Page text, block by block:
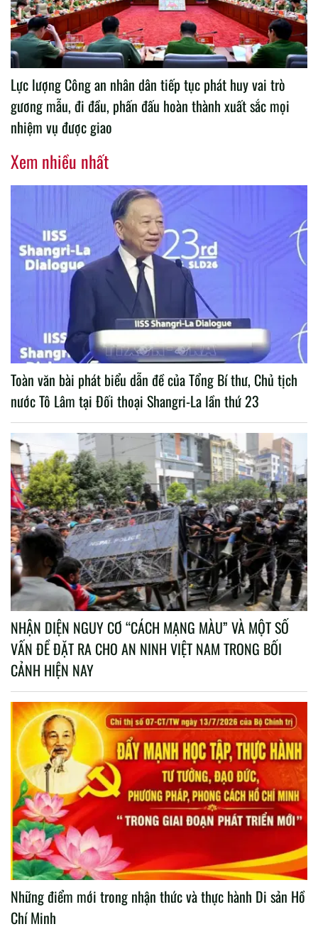
Lực lượng Công an nhân dân tiếp tục phát huy vai trò
gương mẫu, đi đầu, phấn đấu hoàn thành xuất sắc mọi
nhiệm vụ được giao
Xem nhiều nhất
Toàn văn bài phát biểu dẫn đề của Tổng Bí thư, Chủ tịch
nước Tô Lâm tại Đối thoại Shangri-La lần thứ 23
NHẬN DIỆN NGUY CƠ “CÁCH MẠNG MÀU” VÀ MỘT SỐ
VẤN ĐỀ ĐẶT RA CHO AN NINH VIỆT NAM TRONG BỐI
CẢNH HIỆN NAY
Những điểm mới trong nhận thức và thực hành Di sản Hồ
Chí Minh